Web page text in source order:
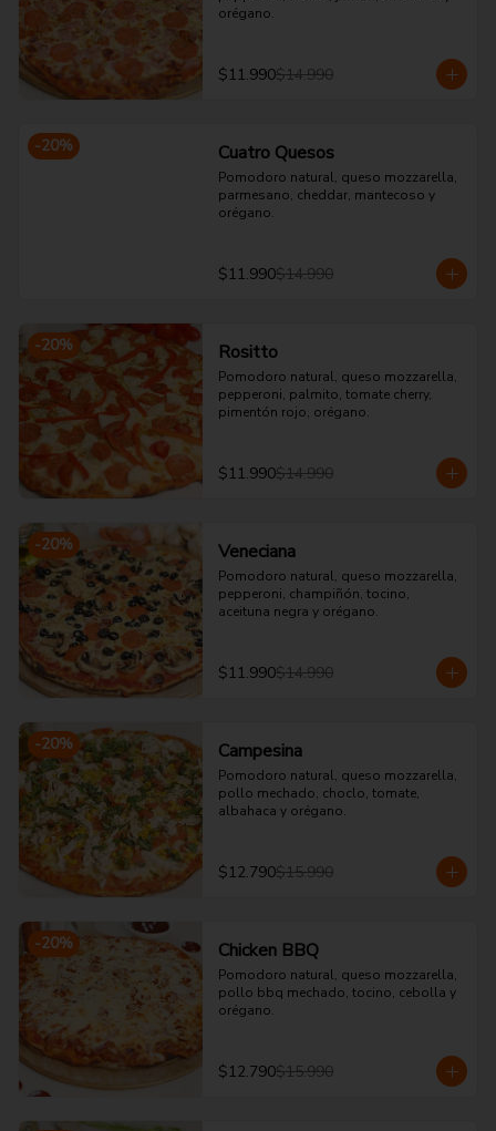
orégano.
$11.990$14.990
-20% Cuatro Quesos
Pomodoro natural, queso mozzarella,
parmesano, cheddar, mantecoso y
orégano.
$11.990$14.990
-20% Rositto
Pomodoro natural, queso mozzarella,
pepperoni, palmito, tomate cherry,
pimentón rojo, orégano.
$11.990$14.990
-20% Veneciana
Pomodoro natural, queso mozzarella,
pepperoni, champiñón, tocino,
aceituna negra y orégano.
$11.990$14.990
-20% Campesina
Pomodoro natural, queso mozzarella,
pollo mechado, choclo, tomate,
albahaca y orégano.
$12.790$15.990
-20% Chicken BBQ
Pomodoro natural, queso mozzarella,
pollo bbq mechado, tocino, cebolla y
orégano.
$12.790$15.990